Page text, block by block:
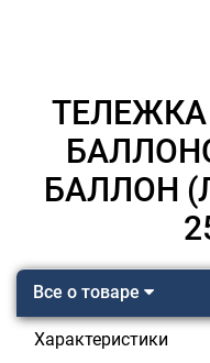
БАЛЛОН
Все о товаре
Характеристики